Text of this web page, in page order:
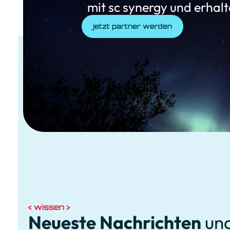
W
e
t
mit sc synergy und
jetzt partner werden
wissen
Neueste Nachrichten